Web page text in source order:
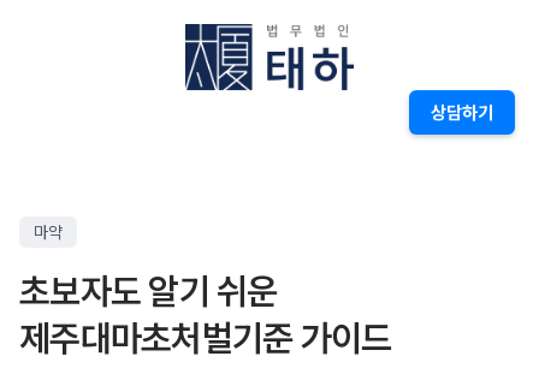
상담하기
마약
초보자도 알기 쉬운
제주대마초처벌기준 가이드